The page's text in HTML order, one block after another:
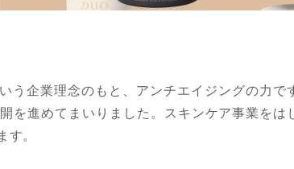
企業理念のもと、アンチエイジングの力で
を進めてまいりました。スキンケア事業をは
。